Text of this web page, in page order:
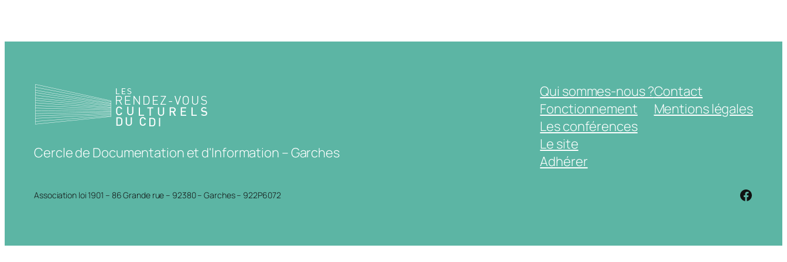
Cercle de Documentation et d'Information – Garches
Qui sommes-nous ?
Fonctionnement
Les conférences
Le site
Adhérer
Contact
Mentions légales
Association loi 1901 – 86 Grande rue – 92380 – Garches – 922P6072